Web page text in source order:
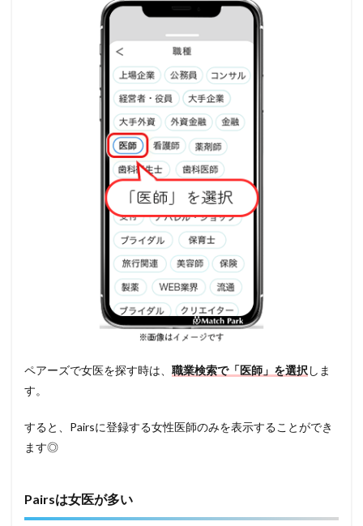
ペアーズで女医を探す時は、 職業検索で「医師」を選択 しま
す。
すると、Pairsに登録する女性医師のみを表示することができ
ます◎
Pairsは女医が多い